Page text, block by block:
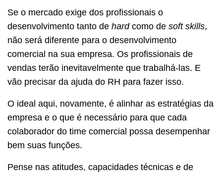
Se o mercado exige dos profissionais o
desenvolvimento tanto de hard como de soft skills,
não será diferente para o desenvolvimento
comercial na sua empresa. Os profissionais de
vendas terão inevitavelmente que trabalhá-las. E
vão precisar da ajuda do RH para fazer isso.
O ideal aqui, novamente, é alinhar as estratégias da
empresa e o que é necessário para que cada
colaborador do time comercial possa desempenhar
bem suas funções.
Pense nas atitudes, capacidades técnicas e de